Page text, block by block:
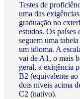
Testes de
uma das
graduação no
estudos. Os
seguem uma
um idioma. A
vai de A1, o mais
geral, a exigência
B2 (equivalente
dois níveis acima
C2 (nativo).